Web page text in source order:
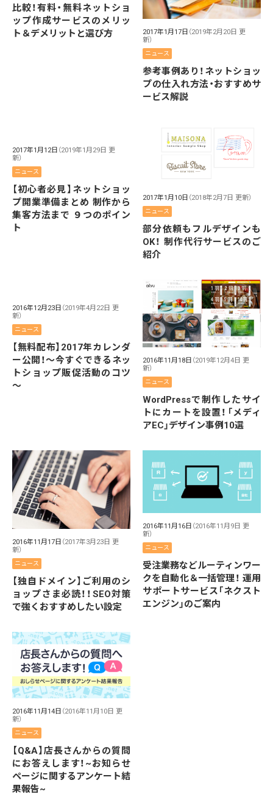
比較！有料・無料ネットショ
ップ作成サービスのメリッ
ト＆デメリットと選び方
2017年1月17日 （2019年2月20日 更
新）
ニュース
参考事例あり！ネットショッ
プの仕入れ方法・おすすめサ
ービス解説
2017年1月12日 （2019年1月29日 更
新）
ニュース
【初心者必見】ネットショッ
プ開業準備まとめ 制作から
集客方法まで ９つのポイン
ト
2017年1月10日 （2018年2月7日 更新）
ニュース
部分依頼もフルデザインも
OK！ 制作代行サービスのご
紹介
2016年12月23日 （2019年4月22日 更
新）
ニュース
【無料配布】2017年カレンダ
ー公開！～今すぐできるネッ
トショップ販促活動のコツ
～
2016年11月18日 （2019年12月4日 更
新）
ニュース
WordPressで制作したサイ
トにカートを設置！「メディ
アEC」デザイン事例10選
2016年11月17日 （2017年3月23日 更
新）
ニュース
【独自ドメイン】ご利用のシ
ョップさま必読！！SEO対策
で強くおすすめしたい設定
2016年11月16日 （2016年11月9日 更
新）
ニュース
受注業務などルーティンワー
クを自動化＆一括管理！ 運用
サポートサービス「ネクスト
エンジン」のご案内
2016年11月14日 （2016年11月10日 更
新）
ニュース
【Q&A】店長さんからの質問
にお答えします！~お知らせ
ページに関するアンケート結
果報告~